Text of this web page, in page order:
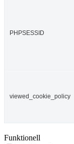
PHPSESSID
viewed_cookie_policy
Funktionell